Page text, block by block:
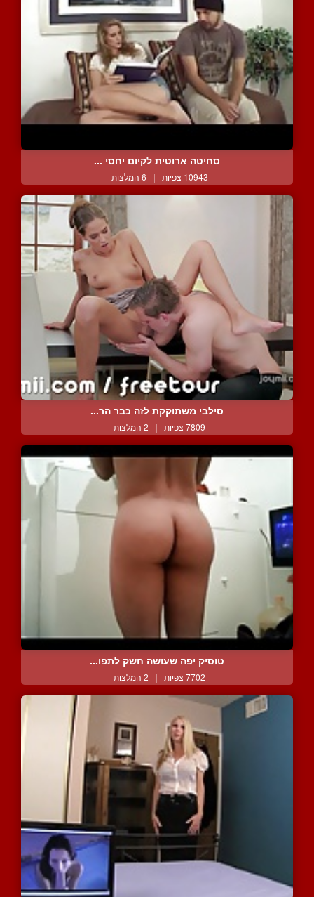
סחיטה ארוטית לקיום יחסי ...
10943 צפיות | 6 המלצות
סילבי משתוקקת לזה כבר הר...
7809 צפיות | 2 המלצות
טוסיק יפה שעושה חשק לתפו...
7702 צפיות | 2 המלצות